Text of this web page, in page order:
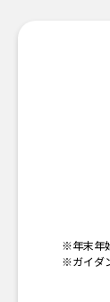
※年末年
※ガイダ